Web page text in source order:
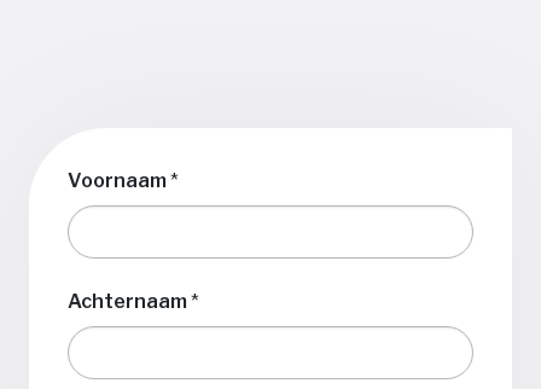
Voornaam*
Achternaam*